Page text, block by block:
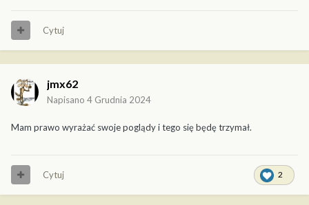
Cytuj
jmx62
Napisano 4 Grudnia 2024
Mam prawo wyrażać swoje poglądy i tego się będę trzymał.
2
Cytuj